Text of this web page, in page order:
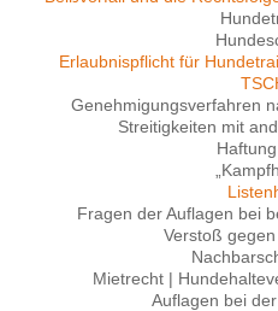
Erlaubnispflicht für
Genehmigungsverfahren
Streitigkeiten mit
Fragen der Auflagen bei
Verstoß
Mietrecht |
Auflagen bei